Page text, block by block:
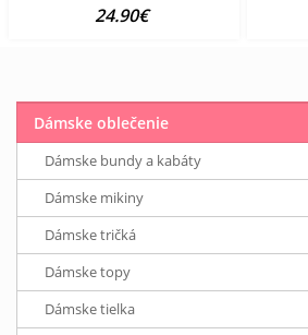
24.90€
Dámske oblečenie
Dámske bundy a kabáty
Dámske mikiny
Dámske tričká
Dámske topy
Dámske tielka